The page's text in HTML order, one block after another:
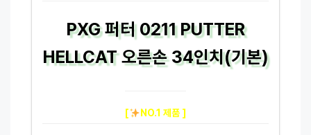
PXG 퍼터 0211 PUTTER
HELLCAT 오른손 34인치(기본)
[ NO.1 제품 ]